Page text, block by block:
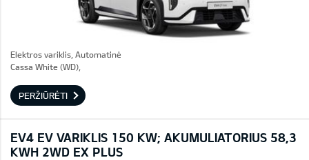
Elektros variklis, Automatinė
Cassa White (WD),
PERŽIŪRĖTI
EV4 EV VARIKLIS 150 KW; AKUMULIATORIUS 58,3
KWH 2WD EX PLUS